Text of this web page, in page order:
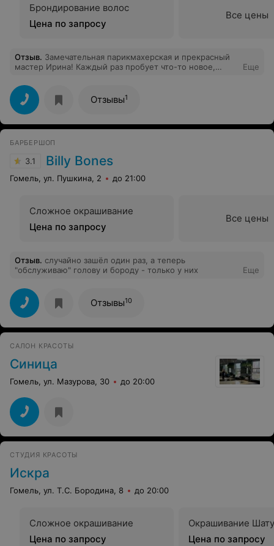
Брондирование волос
Цена по запросу
Все цены
Отзыв. Замечательная парикмахерская и прекрасный
мастер Ирина! Каждый раз пробует что-то новое,
Также в парикмахерской можно купить средства по
уходу за волосами и получить квалифицированную
консультацию по уходу.
Еще
Отзывы1
БАРБЕРШОП
3.1 Billy Bones
Гомель, ул. Пушкина, 2 до 21:00
Сложное окрашивание
Цена по запросу
Все цены
Отзыв. случайно зашёл один раз, а теперь
"обслуживаю" голову и бороду - только у них
Еще
Отзывы10
САЛОН КРАСОТЫ
Синица
Гомель, ул. Мазурова, 30 до 20:00
СТУДИЯ КРАСОТЫ
Искра
Гомель, ул. Т.С. Бородина, 8 до 20:00
Сложное окрашивание
Цена по запросу
Окрашивание
Цена по запросу